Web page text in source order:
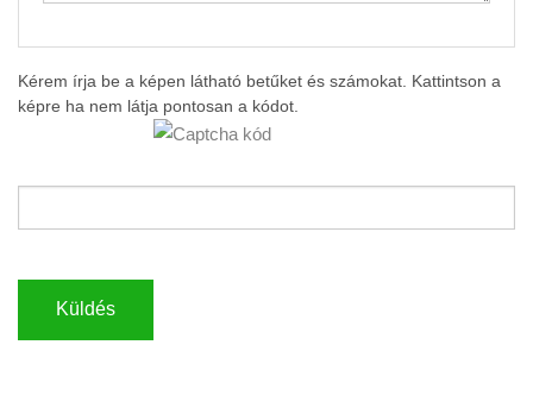
Kérem írja be a képen látható betűket és számokat. Kattintson a
képre ha nem látja pontosan a kódot.
Küldés